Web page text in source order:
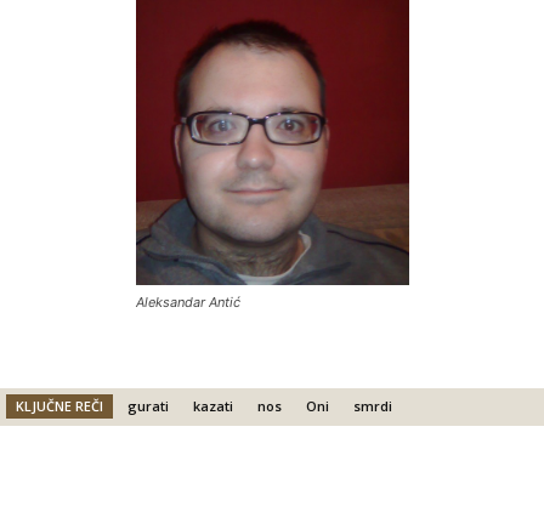
Aleksandar Antić
KLJUČNE REČI gurati kazati nos Oni smrdi